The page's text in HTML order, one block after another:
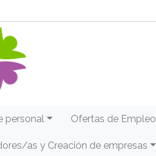
personal Ofertas de Empleo
as y Creación de empresas